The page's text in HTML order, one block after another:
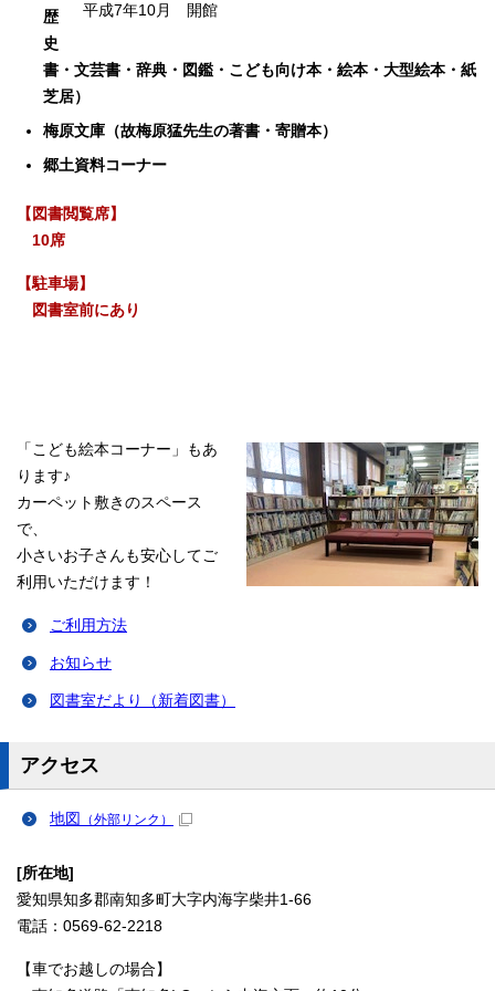
平成7年10月 開館
歴
史
書・文芸書・辞典・ 図鑑 ・こども向け本・絵本・ 大型絵本・紙
芝居）
梅原文庫（故梅原猛先生の著書・寄贈本）
郷土資料コーナー
【図書閲覧席】
10席
【駐車場】
図書室前にあり
「こども絵本コーナー」もあ
ります♪
カーペット敷きのスペース
で、
小さいお子さんも安心してご
利用いただけます！
ご利用方法
お知らせ
図書室だより（新着図書）
アクセス
地図 （外部リンク）
[所在地]
愛知県知多郡南知多町大字内海字柴井1-66
電話：0569-62-2218
【車でお越しの場合】